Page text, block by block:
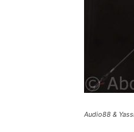
Audio88 &